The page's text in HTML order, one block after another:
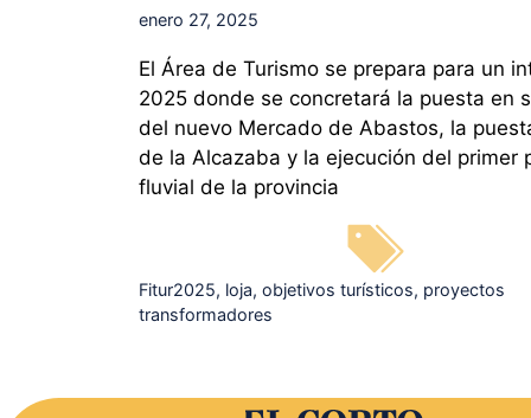
enero 27, 2025
El Área de Turismo se prepara para un
2025 donde se concretará la puesta en
del nuevo Mercado de Abastos, la
de la Alcazaba y la ejecución del primer
fluvial de la provincia
Etiquetas
Fitur2025, loja, objetivos turísticos, proyectos
transformadores